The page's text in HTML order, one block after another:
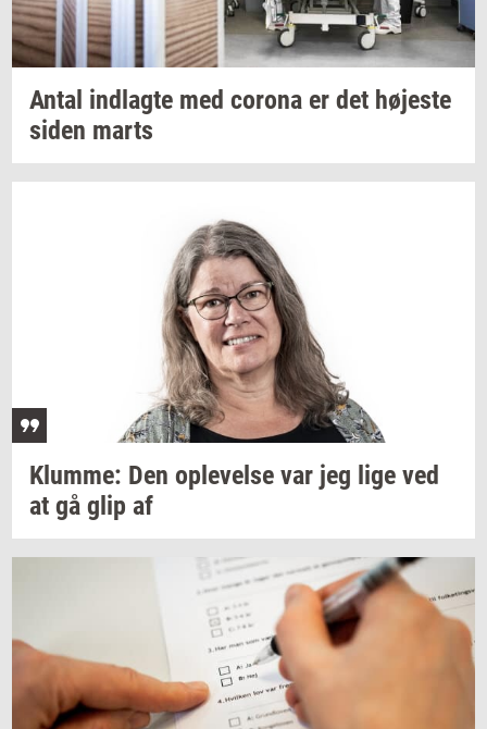
Antal ind­lag­te med cor­o­na er det hø­je­ste
siden marts
Klum­me: Den op­le­vel­se var jeg lige ved
at gå glip af